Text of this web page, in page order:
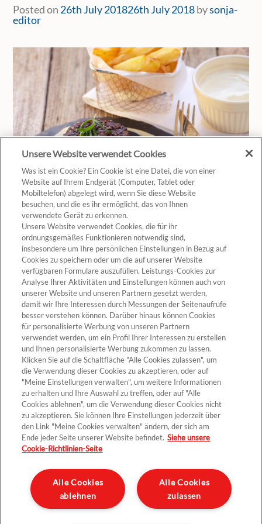
Posted on 26th July 201826th July 2018bysonja-
editor
Cookie-Einstellungen
Kontakt >
Datenschutz
Impressum und rechtliche Hinweise
Sitemap
Unsere Website verwendet Cookies
Was ist ein Cookie? Ein Cookie ist eine Datei, die von einer
Website auf Ihrem Endgerät (Computer, Tablet oder
Mobiltelefon) abgelegt wird, wenn Sie diese Website
besuchen, und die es ihr ermöglicht, das von Ihnen
verwendete Gerät zu erkennen.
Unsere Website verwendet Cookies, die für ihr
ordnungsgemäßes Funktionieren notwendig sind,
insbesondere um Ihre persönlichen Einstellungen in Bezug auf
Cookies zu speichern oder um die auf unserer Website
verfügbaren Formulare auszufüllen. Leistungs-Cookies zur
Analyse Ihrer Aktivitäten und Einstellungen können auch von
unserer Website und unseren Partnern gesetzt werden,
damit wir Ihre Interessen durch Messungen der Seitenaufrufe
besser verstehen können. Darüber hinaus können Cookies
für personalisierte Werbung von unseren Partnern
verwendet werden, um ein Profil Ihrer Interessen zu erstellen
und Ihnen personalisierte Werbung zukommen zu lassen.
Klicken Sie auf die Schaltfläche "Alle Cookies zulassen", um
die Verwendung dieser Cookies zu akzeptieren, oder auf
"Meine Einstellungen verwalten", um weitere Informationen
zu erhalten und Ihre Auswahl zu treffen, oder auf "Alle
Cookies ablehnen", um die Verwendung dieser Cookies nicht
zu akzeptieren. Sie können Ihre Einstellungen jederzeit über
den Link "Meine Cookies verwalten" ändern, der sich am
Ende jeder Seite unserer Website befindet. Siehe unsere
Cookie-Richtlinien-Seite
Alle Cookies
zulassen
Alle Cookies
ablehnen